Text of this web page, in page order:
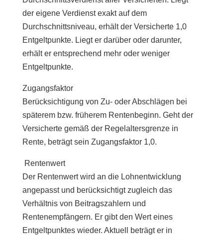
der eigene Verdienst exakt auf dem
Durchschnittsniveau, erhält der Versicherte 1,0
Entgeltpunkte. Liegt er darüber oder darunter,
erhält er entsprechend mehr oder weniger
Entgeltpunkte.
Zugangsfaktor
Berücksichtigung von Zu- oder Abschlägen bei
späterem bzw. früherem Rentenbeginn. Geht der
Versicherte gemäß der Regelaltersgrenze in
Rente, beträgt sein Zugangsfaktor 1,0.
Rentenwert
Der Rentenwert wird an die Lohnentwicklung
angepasst und berücksichtigt zugleich das
Verhältnis von Beitragszahlern und
Rentenempfängern. Er gibt den Wert eines
Entgeltpunktes wieder. Aktuell beträgt er in